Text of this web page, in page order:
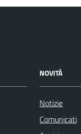
NOVITÀ
Notizie
Comunicati